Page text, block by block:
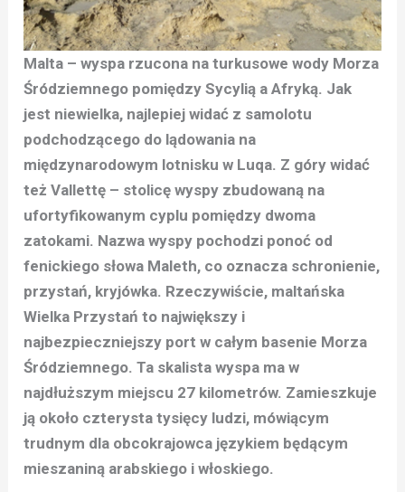
Malta – wyspa rzucona na turkusowe wody Morza
Śródziemnego pomiędzy Sycylią a Afryką. Jak
jest niewielka, najlepiej widać z samolotu
podchodzącego do lądowania na
międzynarodowym lotnisku w Luqa. Z góry widać
też Vallettę – stolicę wyspy zbudowaną na
ufortyfikowanym cyplu pomiędzy dwoma
zatokami. Nazwa wyspy pochodzi ponoć od
fenickiego słowa Maleth, co oznacza schronienie,
przystań, kryjówka. Rzeczywiście, maltańska
Wielka Przystań to największy i
najbezpieczniejszy port w całym basenie Morza
Śródziemnego. Ta skalista wyspa ma w
najdłuższym miejscu 27 kilometrów. Zamieszkuje
ją około czterysta tysięcy ludzi, mówiącym
trudnym dla obcokrajowca językiem będącym
mieszaniną arabskiego i włoskiego.